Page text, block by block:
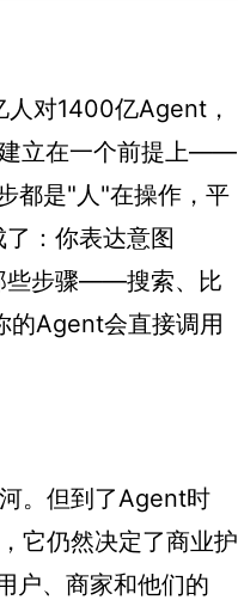
对1400亿Agent，
建立在一个前提上——
都是"人"在操作，平
：你表达意图
些步骤——搜索、比
Agent会直接调用
。但到了Agent时
它仍然决定了商业护
户、商家和他们的